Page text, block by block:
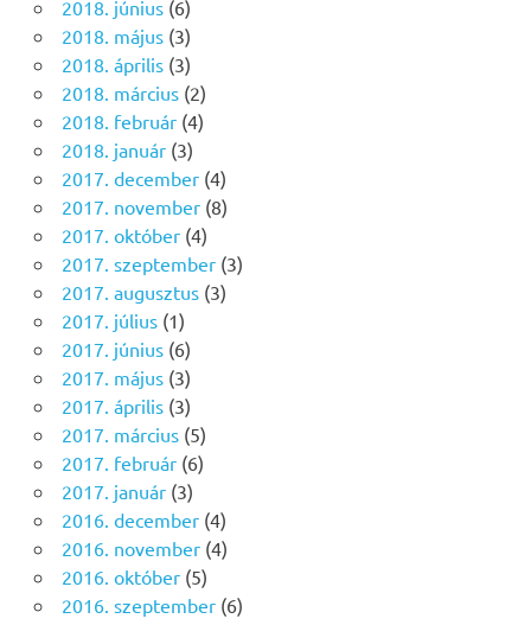
2018. június(6)
2018. május(3)
2018. április(3)
2018. március(2)
2018. február(4)
2018. január(3)
2017. december(4)
2017. november(8)
2017. október(4)
2017. szeptember(3)
2017. augusztus(3)
2017. július(1)
2017. június(6)
2017. május(3)
2017. április(3)
2017. március(5)
2017. február(6)
2017. január(3)
2016. december(4)
2016. november(4)
2016. október(5)
2016. szeptember(6)